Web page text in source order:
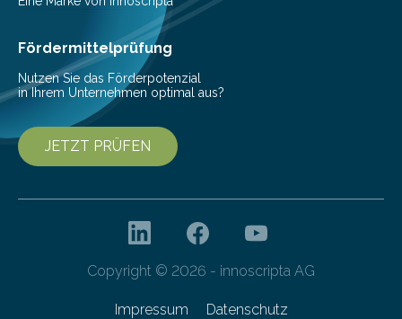
haben nun gezeigt, dass viele…
Fördermittelprüfung
Nutzen Sie das Förderpotenzial
in Ihrem Unternehmen optimal aus?
JETZT PRÜFEN
Copyright © 2026 - innoscripta AG
Impressum Datenschutz